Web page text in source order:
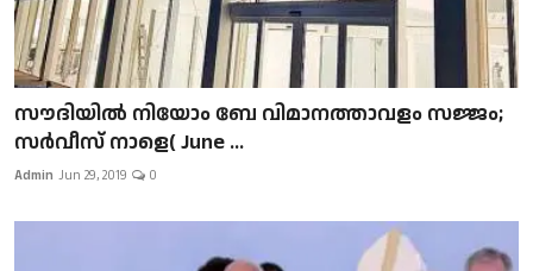
സൗദിയിൽ നിയോം ബേ വിമാനത്താവളം സജ്ജം;
സർവീസ് നാളെ( June ...
Admin Jun 29, 2019 0